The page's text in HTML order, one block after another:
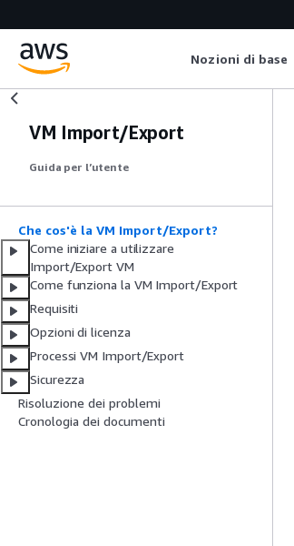
Nozioni di base
VM Import/Export
Guida per l’utente
Che cos'è la VM Import/Export?
Come iniziare a utilizzare
Import/Export VM
Come funziona la VM Import/Export
Requisiti
Opzioni di licenza
Processi VM Import/Export
Sicurezza
Risoluzione dei problemi
Cronologia dei documenti